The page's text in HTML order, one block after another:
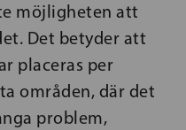
möjligheten att
Det betyder att
placeras per
områden, där det
problem,